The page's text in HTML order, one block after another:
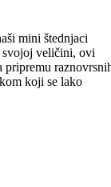
mini štednjaci
svojoj veličini, ovi
pripremu
koji se lako